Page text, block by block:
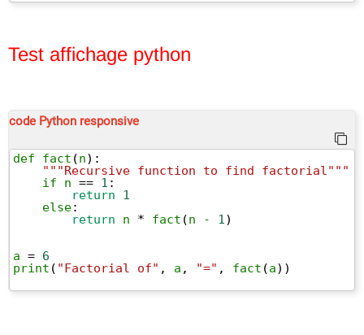
Test affichage python
code Python responsive
def fact (n):
"""Recursive function to find factorial"""
if
n == 1 :
return
1
else:
return
n * fact (n - 1)
a = 6
print ( "Factorial of" , a , "=" , fact (a))